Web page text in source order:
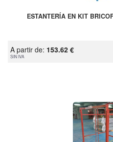
ESTANTERÍA EN KIT
A partir de: 153.62 €
SIN IVA